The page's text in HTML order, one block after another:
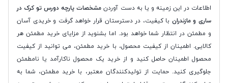
اطلاعات در این زمینه و یا به دست آوردن مشخصات پارچه دورس تو کرک در
ساری و مازندران با کیفیت، در دسترستان قرار خواهد گرفت و خریدی آسان
و مطمئن در انتظار شما خواهد بود. اما بشنوید از مزایای خرید مطمئن هر
کالایی. اطمینان از کیفیت محصول، با خرید مطمئن، می توانید از کیفیت
محصول اطمینان حاصل کنید و از خرید یک محصول ناکارآمد یا نامطمئن
جلوگیری کنید. حمایت از تولیدکنندگان معتبر، با خرید مطمئن، شما به